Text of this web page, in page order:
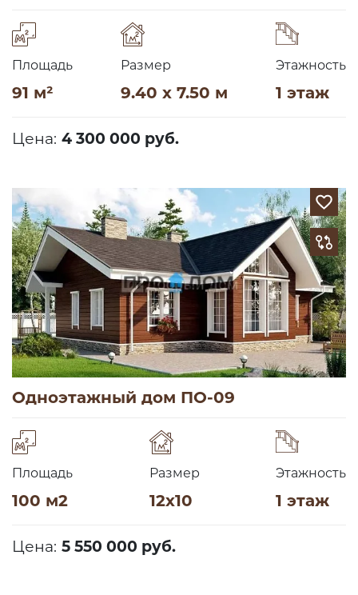
Площадь
91 м²
Размер
9.40 x 7.50 м
Этажность
1 этаж
Цена: 4 300 000 руб.
Одноэтажный дом ПО-09
Площадь
100 м2
Размер
12х10
Этажность
1 этаж
Цена: 5 550 000 руб.